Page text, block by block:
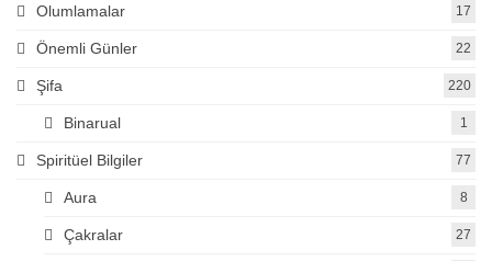
Olumlamalar 17
Önemli Günler 22
Şifa 220
Binarual 1
Spiritüel Bilgiler 77
Aura 8
Çakralar 27